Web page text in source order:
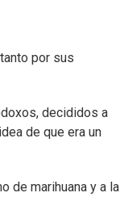
por sus
decididos a
de que era un
de marihuana y a la